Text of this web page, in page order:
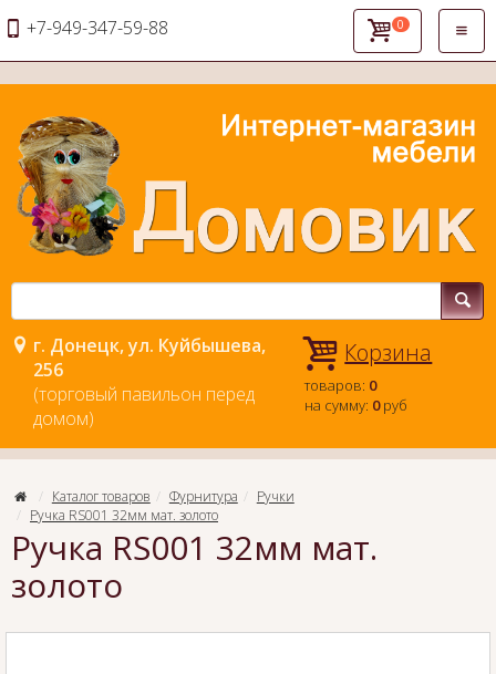
+7-949-347-59-88 0
г. Донецк, ул. Куйбышева,
256
(торговый павильон перед
домом)
Корзина
товаров: 0
на сумму: 0руб
Каталог товаров Фурнитура
Ручки
Ручка RS001 32мм мат. золото
Ручка RS001 32мм мат.
золото